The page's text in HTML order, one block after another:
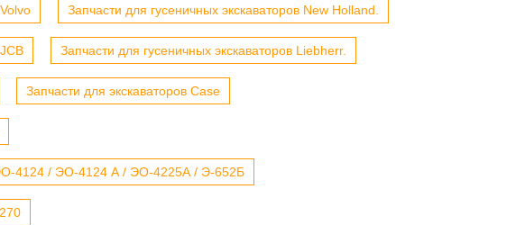
Запчасти для гусеничных экскаваторов New Holland.
Запчасти для гусеничных экскаваторов Liebherr.
Запчасти для экскаваторов Case
4124 / ЭО-4124 А / ЭО-4225А / Э-652Б